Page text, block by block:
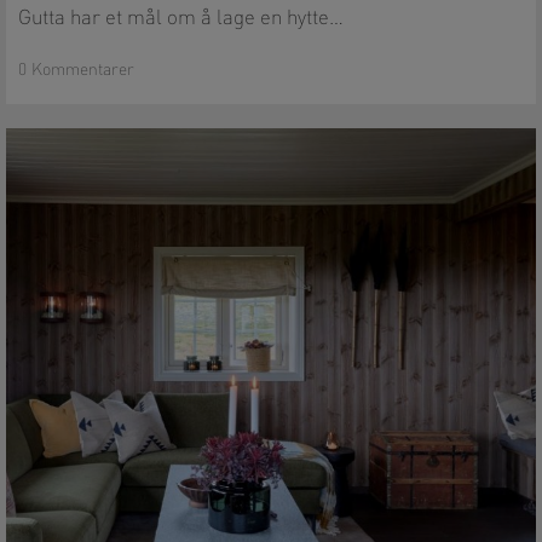
Gutta har et mål om å lage en hytte…
0 Kommentarer